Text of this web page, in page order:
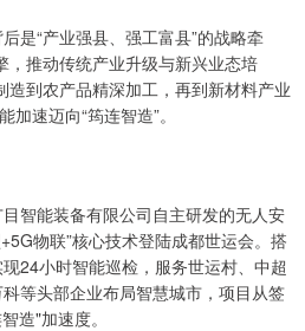
是“产业强县、强工富县”的战略牵
，推动传统产业升级与新兴业态培
造到农产品精深加工，再到新材料产业
加速迈向“筠连智造”。
智能装备有限公司自主研发的无人安
物联”核心技术登陆成都世运会。搭
24小时智能巡检，服务世运村、中超
等头部企业布局智慧城市，项目从签
造"加速度。